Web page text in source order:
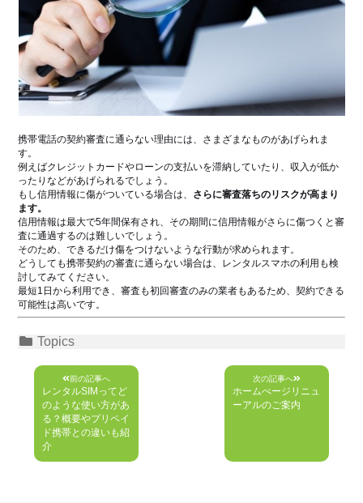
携帯電話の契約審査に通らない理由には、さまざまなものがあげられま
す。
例えばクレジットカードやローンの支払いを滞納していたり、収入が低か
ったりなどがあげられるでしょう。
もし信用情報に傷がついている場合は、 さらに審査落ちのリスクが高まり
ます。
信用情報は最大で5年間保有され、その期間に信用情報がさらに傷つくと審
査に通過するのは難しいでしょう。
そのため、できるだけ傷をつけないような行動が求められます。
どうしても携帯契約の審査に通らない場合は、レンタルスマホの利用も検
討してみてください。
最短1日から利用でき、審査も初回審査のみの業者もあるため、契約できる
可能性は高いです。
カ
ゴ
リ
ー
Topics
投
ゲ
前の記事へ
レンタルSIMってど
のような使い方があ
る？概要やプリペイ
ド携帯との違いも紹
介
次の記事へ
ホームぺージリニュ
ーアルのご案内